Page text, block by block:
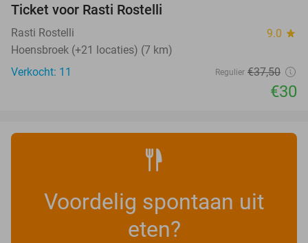
TODAY
Ticket voor Rasti Rostelli
Rasti Rostelli 9.0 star
Hoensbroek (+21 locaties) (7 km)
Verkocht: 11
Regulier €37,50
€30
Voordelig spontaan uit
eten?